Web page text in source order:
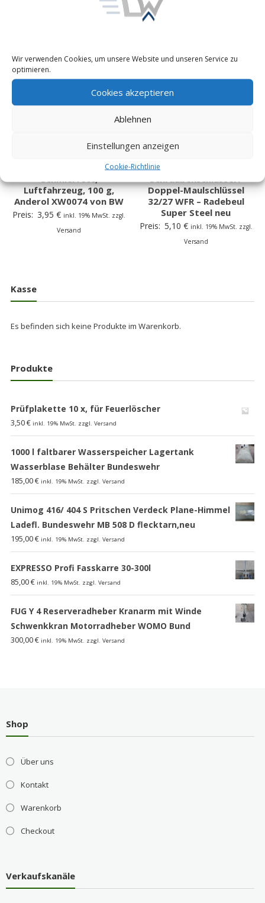
Wir verwenden Cookies, um unsere Website und unseren Service zu
optimieren.
Cookies akzeptieren
Ablehnen
Einstellungen anzeigen
Cookie-Richtlinie
Luftfahrzeug, 100 g,
Anderol XW0074 von BW
Preis: 3,95€ inkl. 19% MwSt. zzgl.
Versand
Doppel-Maulschlüssel
32/27 WFR – Radebeul
Super Steel neu
Preis: 5,10 € inkl. 19% MwSt. zzgl.
Versand
Kasse
Es befinden sich keine Produkte im Warenkorb.
Produkte
Prüfplakette 10 x, für Feuerlöscher
3,50€ inkl. 19% MwSt. zzgl. Versand
1000 l faltbarer Wasserspeicher Lagertank
Wasserblase Behälter Bundeswehr
185,00€ inkl. 19% MwSt. zzgl. Versand
Unimog 416/ 404 S Pritschen Verdeck Plane-Himmel
Ladefl. Bundeswehr MB 508 D flecktarn,neu
195,00€ inkl. 19% MwSt. zzgl. Versand
EXPRESSO Profi Fasskarre 30-300l
85,00€ inkl. 19% MwSt. zzgl. Versand
FUG Y 4 Reserveradheber Kranarm mit Winde
Schwenkkran Motorradheber WOMO Bund
300,00€ inkl. 19% MwSt. zzgl. Versand
Shop
Über uns
Kontakt
Warenkorb
Checkout
Verkaufskanäle